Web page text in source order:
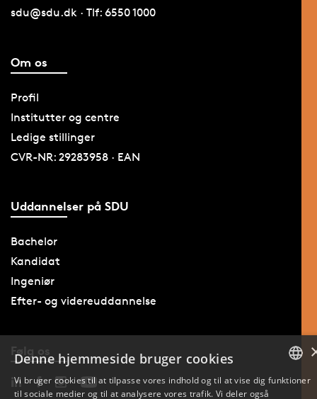
sdu@sdu.dk · Tlf: 6550 1000
Om os
Profil
Institutter og centre
Ledige stillinger
CVR-NR: 29283958 · EAN
Uddannelser på SDU
Bachelor
Kandidat
Ingeniør
Efter- og videreuddannelse
Følg os
Denne hjemmeside bruger cookies
Vi bruger cookies til at tilpasse vores indhold og til at vise dig funktioner
til sociale medier og til at analysere vores trafik. Vi deler også